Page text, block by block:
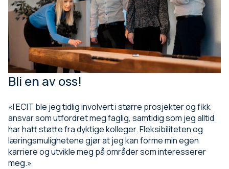
Bli en av oss!
«I ECIT ble jeg tidlig involvert i større prosjekter og fikk
ansvar som utfordret meg faglig, samtidig som jeg alltid
har hatt støtte fra dyktige kolleger. Fleksibiliteten og
læringsmulighetene gjør at jeg kan forme min egen
karriere og utvikle meg på områder som interesserer
meg.»